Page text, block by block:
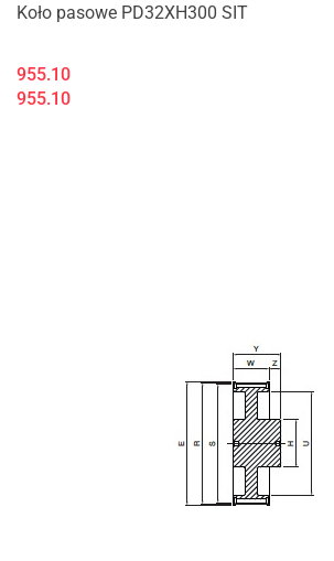
Koło pasowe PD32XH300 SIT
955.10
955.10